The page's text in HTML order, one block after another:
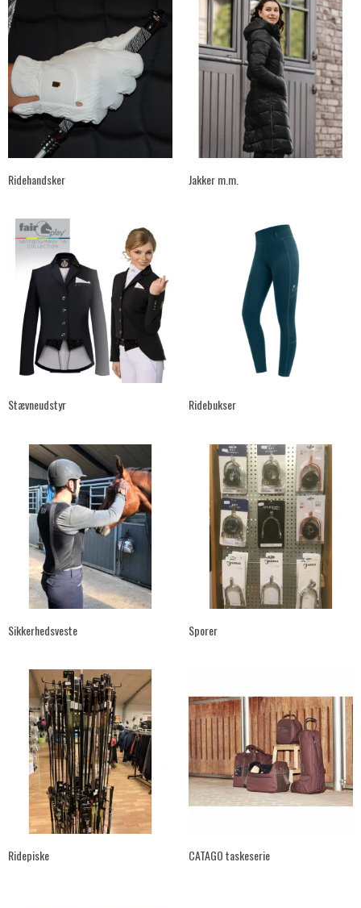
Ridehandsker Jakker m.m.
Stævneudstyr Ridebukser
Sikkerhedsveste Sporer
Ridepiske CATAGO taskeserie